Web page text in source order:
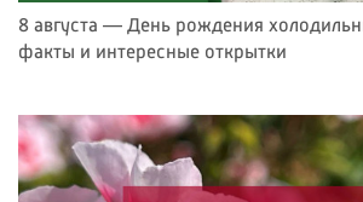
8 августа — День рождения
факты и интересные открытки